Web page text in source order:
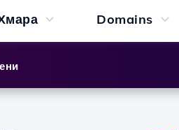
Domains